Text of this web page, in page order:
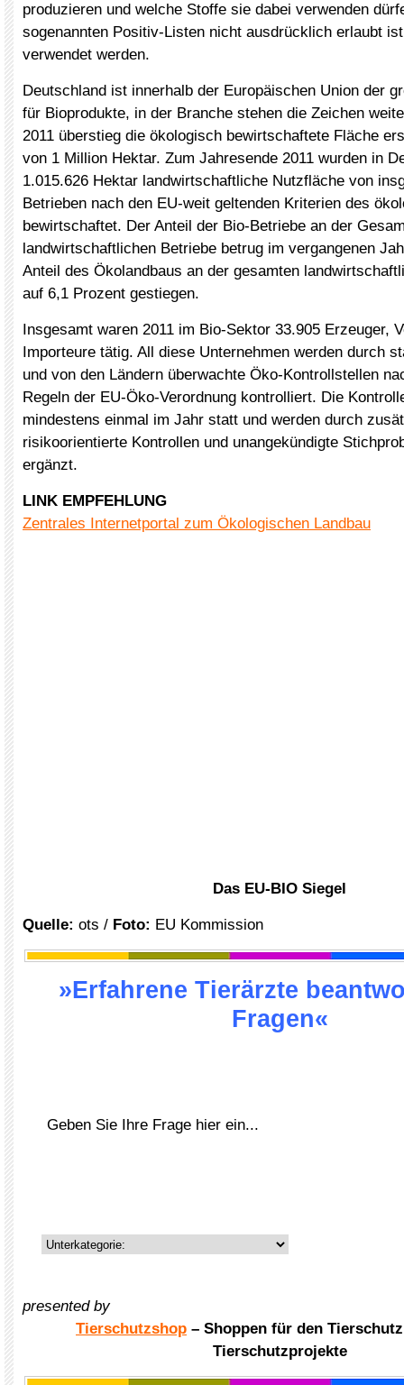
produzieren und welche Stoffe sie dabei verwenden
sogenannten Positiv-Listen nicht ausdrücklich erlaubt
verwendet werden.
Deutschland ist innerhalb der Europäischen Union der
für Bioprodukte, in der Branche stehen die Zeichen
2011 überstieg die ökologisch bewirtschaftete Fläche
von 1 Million Hektar. Zum Jahresende 2011 wurden in
1.015.626 Hektar landwirtschaftliche Nutzfläche von
Betrieben nach den EU-weit geltenden Kriterien des
bewirtschaftet. Der Anteil der Bio-Betriebe an der
landwirtschaftlichen Betriebe betrug im vergangenen
Anteil des Ökolandbaus an der gesamten
auf 6,1 Prozent gestiegen.
Insgesamt waren 2011 im Bio-Sektor 33.905 Erzeuger,
Importeure tätig. All diese Unternehmen werden durch
und von den Ländern überwachte Öko-Kontrollstellen
Regeln der EU-Öko-Verordnung kontrolliert. Die
mindestens einmal im Jahr statt und werden durch
risikoorientierte Kontrollen und unangekündigte
ergänzt.
LINK EMPFEHLUNG
Zentrales Internetportal zum Ökologischen Landbau
Das EU-BIO Siegel
Quelle: ots / Foto: EU Kommission
»Erfahrene Tierärzte
Fragen«
presented by
Tierschutzshop – Shoppen für den
Tierschutzprojekte